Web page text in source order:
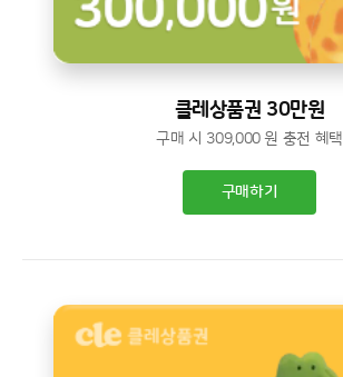
클레상품권 30만원
구매 시 309,000 원 충전 혜택
구매하기